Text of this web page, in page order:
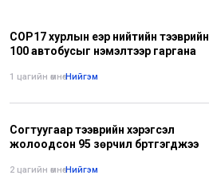
СОР17 хурлын үеэр нийтийн тээврийн
100 автобусыг нэмэлтээр гаргана
1 цагийн өмнө•Нийгэм
Согтуугаар тээврийн хэрэгсэл
жолоодсон 95 зөрчил бүртгэгджээ
2 цагийн өмнө•Нийгэм